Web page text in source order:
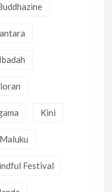
Ibadah
Kini
Maluku
Festival